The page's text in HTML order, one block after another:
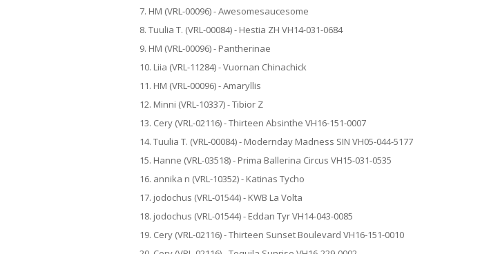
7. HM (VRL-00096) - Awesomesaucesome
8. Tuulia T. (VRL-00084) - Hestia ZH VH14-031-0684
9. HM (VRL-00096) - Pantherinae
10. Liia (VRL-11284) - Vuornan Chinachick
11. HM (VRL-00096) - Amaryllis
12. Minni (VRL-10337) - Tibior Z
13. Cery (VRL-02116) - Thirteen Absinthe VH16-151-0007
14. Tuulia T. (VRL-00084) - Modernday Madness SIN VH05-044-5177
15. Hanne (VRL-03518) - Prima Ballerina Circus VH15-031-0535
16. annika n (VRL-10352) - Katinas Tycho
17. jodochus (VRL-01544) - KWB La Volta
18. jodochus (VRL-01544) - Eddan Tyr VH14-043-0085
19. Cery (VRL-02116) - Thirteen Sunset Boulevard VH16-151-0010